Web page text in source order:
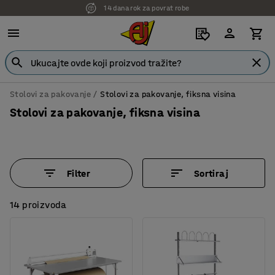
14 dana rok za povrat robe
Stolovi za pakovanje Stolovi za pakovanje, fiksna visina
Stolovi za pakovanje, fiksna visina
Filter Sortiraj
14 proizvoda